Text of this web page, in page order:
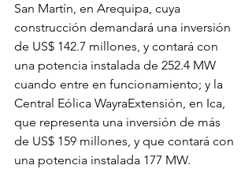
San Martín, en Arequipa, cuya
construcción demandará una inversión
de US$ 142.7 millones, y contará con
una potencia instalada de 252.4 MW
cuando entre en funcionamiento; y la
Central Eólica WayraExtensión, en Ica,
que representa una inversión de más
de US$ 159 millones, y que contará con
una potencia instalada 177 MW.